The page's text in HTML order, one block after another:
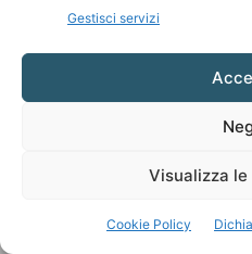
Gestisci servizi
Visualizza
Cookie Policy